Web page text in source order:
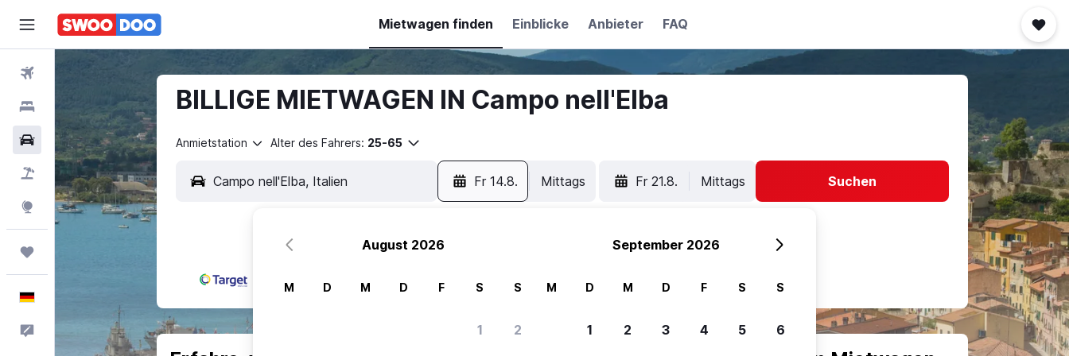
Mietwagen finden Einblicke Anbieter FAQ
Flüge
Mietwagen
Pauschalreisen
Explore
BILLIGE MIETWAGEN IN Campo nell'Elba
Anmietstation Alter des Fahrers: 25-65
Fr 14.8. Mittags Fr 21.8. Mittags Suchen
August 2026
M D M D F S S
1 2
September 2026
M D M D F S S
1 2 3 4 5 6